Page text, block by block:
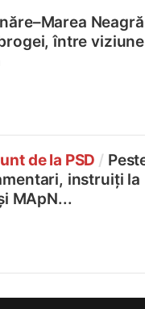
între viziune
de la PSD /
instruiți la
MApN...